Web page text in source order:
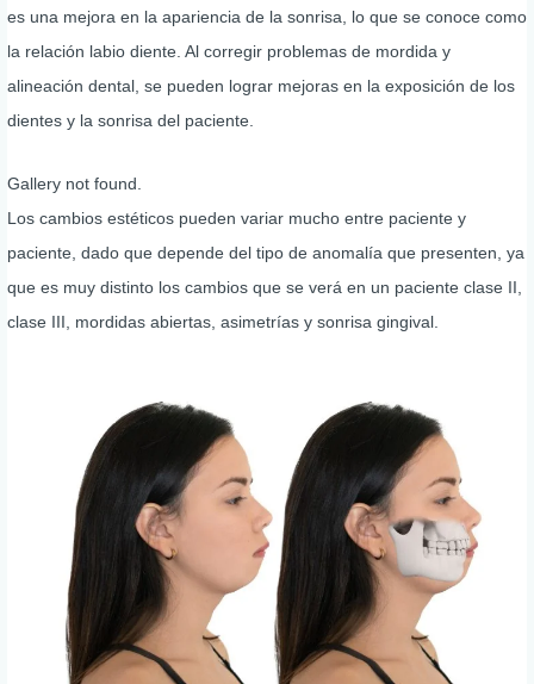
es una mejora en la apariencia de la sonrisa, lo que se conoce como
la relación labio diente. Al corregir problemas de mordida y
alineación dental, se pueden lograr mejoras en la exposición de los
dientes y la sonrisa del paciente.
Gallery not found.
Los cambios estéticos pueden variar mucho entre paciente y
paciente, dado que depende del tipo de anomalía que presenten, ya
que es muy distinto los cambios que se verá en un paciente clase II,
clase III, mordidas abiertas, asimetrías y sonrisa gingival.